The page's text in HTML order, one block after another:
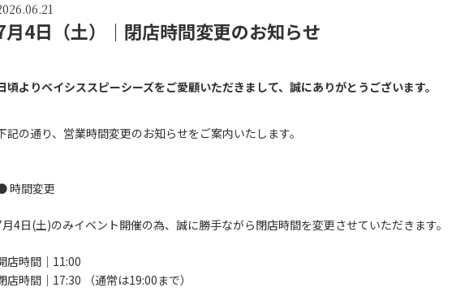
月4日（土）｜閉店時間変更のお知らせ
頃よりベイシススピーシーズをご愛顧いただきまして、誠にありがとうございます。
記の通り、営業時間変更のお知らせをご案内いたします。
時間変更
月4日(土)のみイベント開催の為、誠に勝手ながら閉店時間を変更させていただきます。
店時間｜11:00
店時間｜17:30 （通常は19:00まで）